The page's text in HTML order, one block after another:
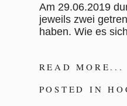
Am 29.06.2019
jeweils zwei
haben. Wie es
READ MORE...
POSTED IN